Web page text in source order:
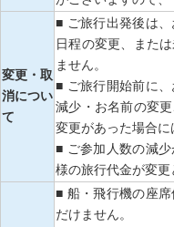
変更・取
消につい
て
■ ご旅行出発後は
日程の変更、また
ません。
■ ご旅行開始前に
減少・お名前の変
変更があった場合に
■ ご参加人数の減
様の旅行代金が変更
■ 船・飛行機の座
だけません。